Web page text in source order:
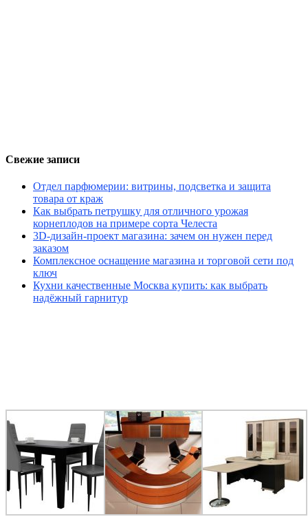
Свежие записи
Отдел парфюмерии: витрины, подсветка и защита
товара от краж
Как выбрать петрушку для отличного урожая
корнеплодов на примере сорта Челеста
3D-дизайн-проект магазина: зачем он нужен перед
заказом
Комплексное оснащение магазина и торговой сети под
ключ
Кухни качественные Москва купить: как выбрать
надёжный гарнитур